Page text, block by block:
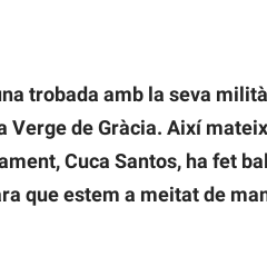
trobada amb la seva
Verge de Gràcia. Així
Cuca Santos, ha fet
que estem a meitat de